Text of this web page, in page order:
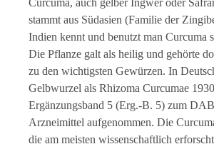
stammt aus Südasien (Familie der
Indien kennt und benutzt man Curcuma
Die Pflanze galt als heilig und gehörte
zu den wichtigsten Gewürzen. In
Gelbwurzel als Rhizoma Curcumae
Ergänzungsband 5 (Erg.-B. 5) zum
Arzneimittel aufgenommen. Die
die am meisten wissenschaftlich